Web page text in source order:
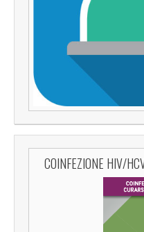
COINFEZIONE HIV/